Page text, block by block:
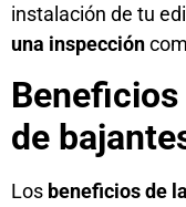
instalación de tu
una inspección
de
Los beneficios de